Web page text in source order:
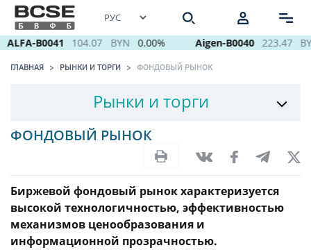
ALFA-B0041 104.07 BYN 0.00% Aigen-B0040 223.47
ГЛАВНАЯ РЫНКИ И ТОРГИ ФОНДОВЫЙ РЫНОК
Рынки и торги
ФОНДОВЫЙ РЫНОК
Биржевой фондовый рынок характеризуется
высокой технологичностью, эффективностью
механизмов ценообразования и
информационной прозрачностью.